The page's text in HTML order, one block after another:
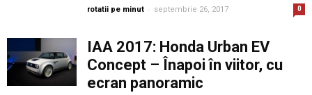
rotatii pe minut - septembrie 26, 2017 0
IAA 2017: Honda Urban EV
Concept – Înapoi în viitor, cu
ecran panoramic